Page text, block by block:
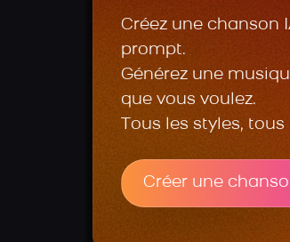
Créez une chanson
prompt.
Générez une
que vous voulez.
Tous les styles,
Créer une